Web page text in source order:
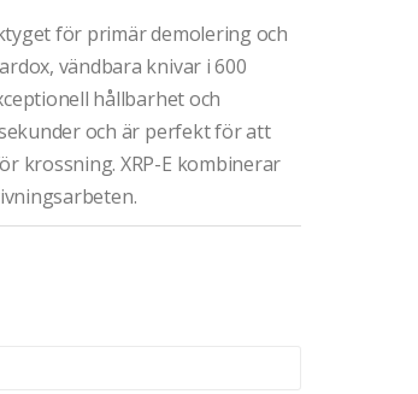
för primär demolering och
vändbara knivar i 600
hållbarhet och
och är perfekt för att
krossning. XRP-E kombinerar